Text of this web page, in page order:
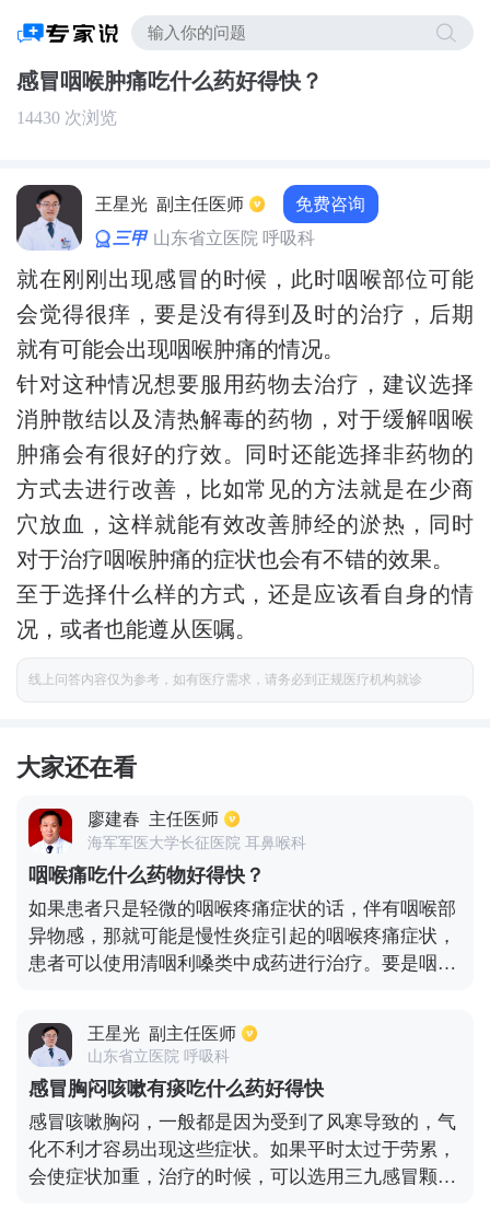
感冒咽喉肿痛吃什么药好得快？
14430 次浏览
王星光 副主任医师 免费咨询
三甲 山东省立医院 呼吸科
就在刚刚出现感冒的时候，此时咽喉部位可能
会觉得很痒，要是没有得到及时的治疗，后期
就有可能会出现咽喉肿痛的情况。
针对这种情况想要服用药物去治疗，建议选择
消肿散结以及清热解毒的药物，对于缓解咽喉
肿痛会有很好的疗效。同时还能选择非药物的
方式去进行改善，比如常见的方法就是在少商
穴放血，这样就能有效改善肺经的淤热，同时
对于治疗咽喉肿痛的症状也会有不错的效果。
至于选择什么样的方式，还是应该看自身的情
况，或者也能遵从医嘱。
线上问答内容仅为参考，如有医疗需求，请务必到正规医疗机构就诊
大家还在看
廖建春 主任医师
海军军医大学长征医院 耳鼻喉科
咽喉痛吃什么药物好得快？
如果患者只是轻微的咽喉疼痛症状的话，伴有咽喉部
异物感，那就可能是慢性炎症引起的咽喉疼痛症状，
患者可以使用清咽利嗓类中成药进行治疗。要是咽喉
甚至伴有畏寒、发热、全身乏力等症状，通常这些症
状都是细菌感染或是病毒感染引起的，患者可以进行
抗病毒或是抗菌治疗。对于症状比较严重的情况，患
者可以使用糖皮质激素来治疗，能起到缓解局部疼痛
的效果，改善和减轻局部水肿，还可以进行雾化吸入
治疗，也是有利于症状的缓解的。
王星光 副主任医师
山东省立医院 呼吸科
感冒胸闷咳嗽有痰吃什么药好得快
感冒咳嗽胸闷，一般都是因为受到了风寒导致的，气
化不利才容易出现这些症状。如果平时太过于劳累，
会使症状加重，治疗的时候，可以选用三九感冒颗